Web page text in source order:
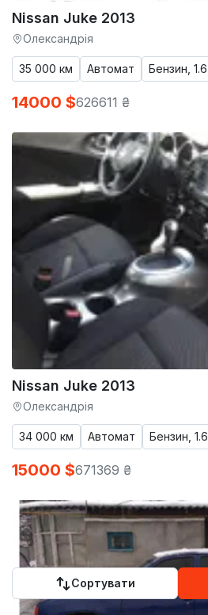
Nissan Juke 2013
Олександрія
35 000 км Автомат Бензин, 1.6
14000 $626611 ₴
Nissan Juke 2013
Олександрія
34 000 км Автомат Бензин, 1.6
15000 $671369 ₴
Сортувати